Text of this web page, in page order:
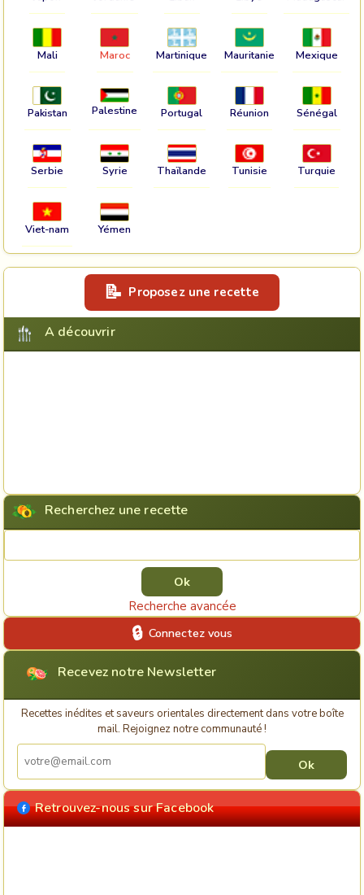
Mali Maroc Martinique Mauritanie Mexique
Pakistan Palestine Portugal Réunion Sénégal
Serbie Syrie Thaïlande Tunisie Turquie
Viet-nam Yémen
Proposez une recette
A découvrir
Recherchez une recette
Recherche avancée
Connectez vous
Recevez notre Newsletter
Recettes inédites et saveurs orientales directement dans votre boîte
mail. Rejoignez notre communauté !
Retrouvez-nous sur Facebook